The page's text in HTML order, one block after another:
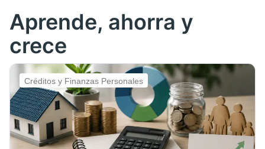
Aprende, ahorra y
crece
Créditos y Finanzas Personales